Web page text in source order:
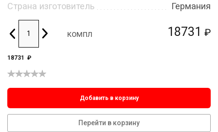
18731 ₽
Страна изготовитель
Германия
компл
18731 ₽
Добавить в корзину
Перейти в корзину